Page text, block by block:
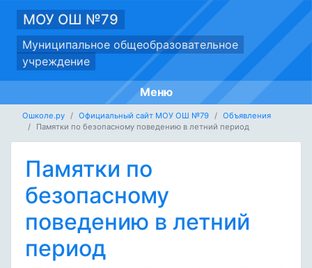
МОУ ОШ №79
Муниципальное общеобразовательное
учреждение
Меню
Ошколе.ру Официальный сайт МОУ ОШ №79
Объявления
Памятки по безопасному поведению в летний период
Памятки по
безопасному
поведению в летний
период